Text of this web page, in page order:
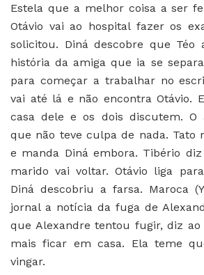
Estela que a melhor coisa a ser
Otávio vai ao hospital fazer os
solicitou. Diná descobre que Téo
história da amiga que ia se
para começar a trabalhar no
vai até lá e não encontra Otávio.
casa dele e os dois discutem. O
que não teve culpa de nada. Tato
e manda Diná embora. Tibério
marido vai voltar. Otávio liga
Diná descobriu a farsa. Maroca
jornal a notícia da fuga de
que Alexandre tentou fugir, diz
mais ficar em casa. Ela teme
vingar.